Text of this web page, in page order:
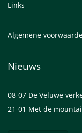
Links
Algemene
Nieuws
08-07 De Veluwe
21-01 Met de